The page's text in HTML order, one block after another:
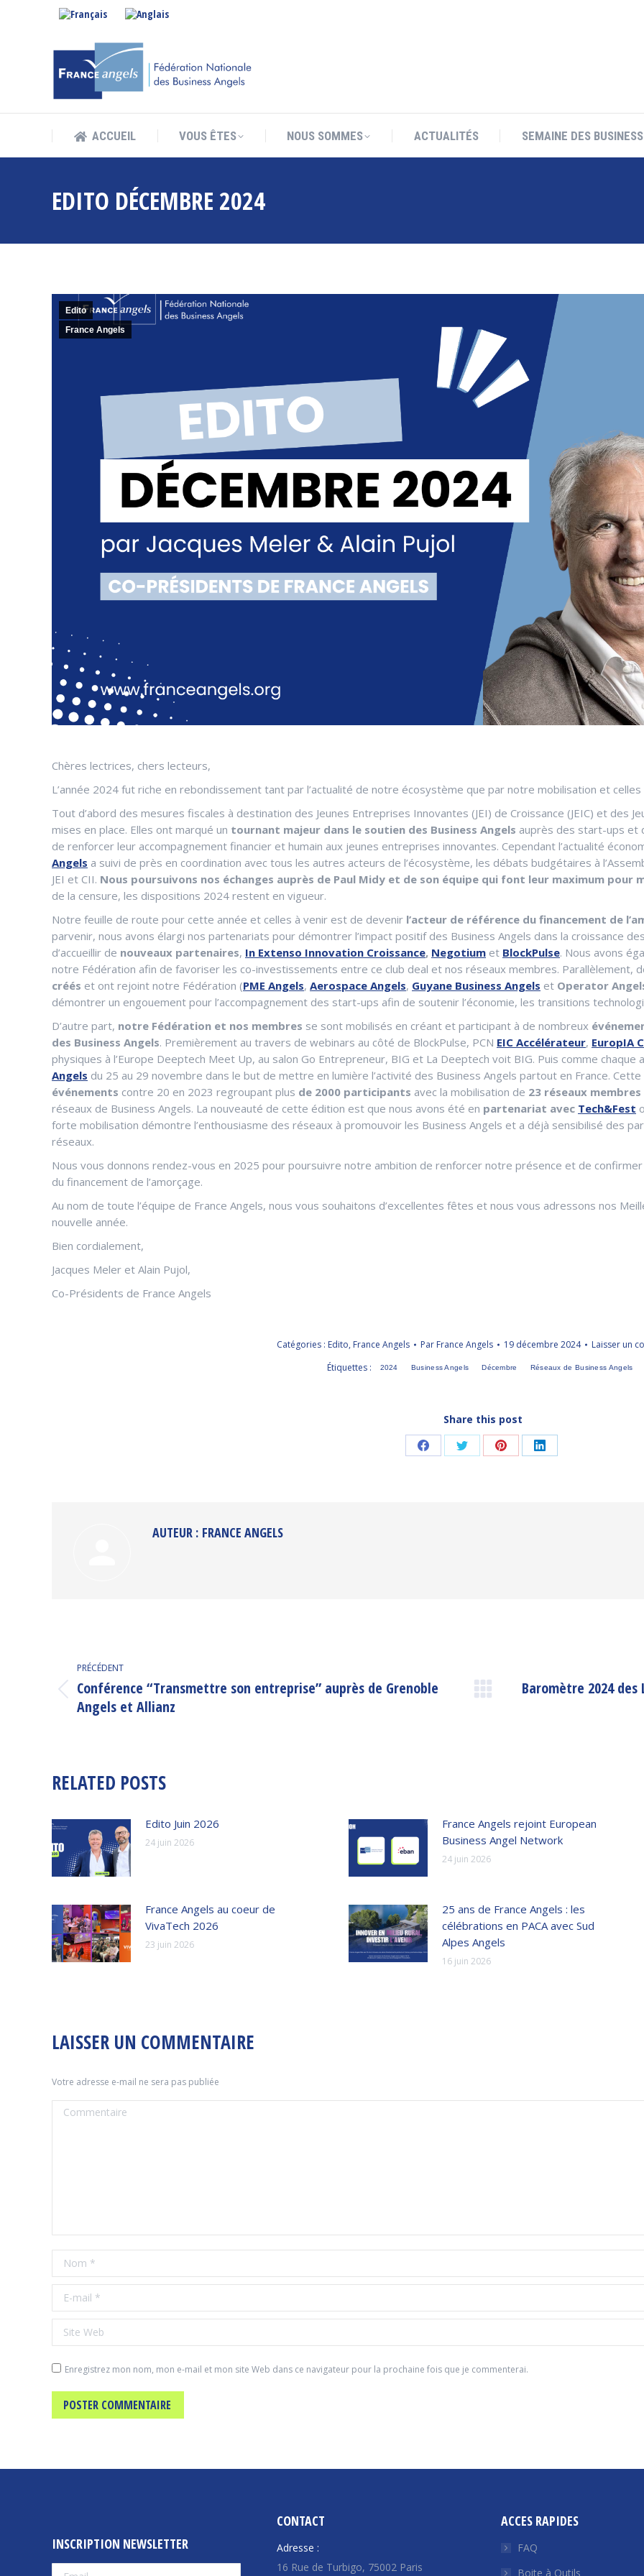
ACCUEIL VOUS ÊTES NOUS SOMMES ACTUALITÉS SEMAINE DES
EDITO DÉCEMBRE 2024
Edito
France Angels
Chères lectrices, chers lecteurs,
L’année 2024 fut riche en rebondissement tant par l’actualité de notre écosystème que par notre mobilisation et
Tout d’abord des mesures fiscales à destination des Jeunes Entreprises Innovantes (JEI) de Croissance (JEIC) et des
mises en place. Elles ont marqué un tournant majeur dans le soutien des Business Angels auprès des start-ups et
de renforcer leur accompagnement financier et humain aux jeunes entreprises innovantes. Cependant l’actualité
Angels a suivi de près en coordination avec tous les autres acteurs de l’écosystème, les débats budgétaires à
JEI et CII. Nous poursuivons nos échanges auprès de Paul Midy et de son équipe qui font leur maximum pour
de la censure, les dispositions 2024 restent en vigueur.
Notre feuille de route pour cette année et celles à venir est de devenir l’acteur de référence du financement de
parvenir, nous avons élargi nos partenariats pour démontrer l’impact positif des Business Angels dans la croissance
d’accueillir de nouveaux partenaires, In Extenso Innovation Croissance, Negotium et BlockPulse. Nous avons
notre Fédération afin de favoriser les co-investissements entre ce club deal et nos réseaux membres. Parallèlement,
créés et ont rejoint notre Fédération (PME Angels, Aerospace Angels, Guyane Business Angels et Operator
démontrer un engouement pour l’accompagnement des start-ups afin de soutenir l’économie, les transitions
D’autre part, notre Fédération et nos membres se sont mobilisés en créant et participant à de nombreux
des Business Angels. Premièrement au travers de webinars au côté de BlockPulse, PCN EIC Accélérateur, EuropIA
physiques à l’Europe Deeptech Meet Up, au salon Go Entrepreneur, BIG et La Deeptech voit BIG. Puis comme chaque
Angels du 25 au 29 novembre dans le but de mettre en lumière l’activité des Business Angels partout en France. Cette
événements contre 20 en 2023 regroupant plus de 2000 participants avec la mobilisation de 23 réseaux membres
réseaux de Business Angels. La nouveauté de cette édition est que nous avons été en partenariat avec Tech&Fest
forte mobilisation démontre l’enthousiasme des réseaux à promouvoir les Business Angels et a déjà sensibilisé des
réseaux.
Nous vous donnons rendez-vous en 2025 pour poursuivre notre ambition de renforcer notre présence et de
du financement de l’amorçage.
Au nom de toute l’équipe de France Angels, nous vous souhaitons d’excellentes fêtes et nous vous adressons nos
nouvelle année.
Bien cordialement,
Jacques Meler et Alain Pujol,
Co-Présidents de France Angels
Catégories : Edito, France Angels Par France Angels 19 décembre 2024
Laisser un
Étiquettes :
2024 Business Angels Décembre Réseaux de Business Angels
Share this post
PartagerPartagerPartagerPartager
AUTEUR : FRANCE ANGELS
NAVIGATION
ARTICLE
PRÉCÉDENT
Article
précédent
Conférence “Transmettre son entreprise” auprès de Grenoble
Angels et Allianz
Article
Baromètre 2024
RELATED POSTS
Edito Juin 2026
24 juin 2026
France Angels rejoint European
Business Angel Network
24 juin 2026
France Angels au coeur de
VivaTech 2026
23 juin 2026
25 ans de France Angels : les
célébrations en PACA avec Sud
Alpes Angels
16 juin 2026
LAISSER UN COMMENTAIRE
Votre adresse e-mail ne sera pas publiée
Commentaire
Nom *
E-mail *
Site Web
Enregistrez mon nom, mon e-mail et mon site Web dans ce navigateur pour la prochaine fois que je commenterai.
POSTER COMMENTAIRE
INSCRIPTION NEWSLETTER
CONTACT
Adresse :
16 Rue de Turbigo, 75002 Paris
ACCES RAPIDES
FAQ
Boite à Outils
ACCUEIL